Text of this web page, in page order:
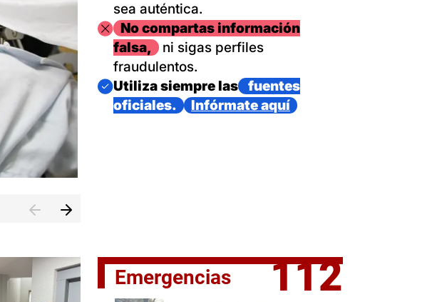
sea auténtica.
ImagenNo compartas información
falsa,
ni sigas perfiles
fraudulentos.
Imagen
Utiliza siempre las
fuentes
oficiales.
Infórmate aquí
Emergencias 112